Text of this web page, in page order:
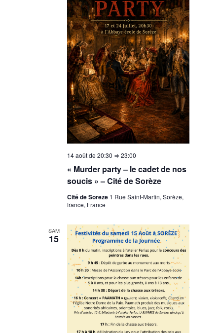
« Murder party – le cadet de nos
soucis » – Cité de Sorèze
14 août de 20:30 ⇒23:00
Cité de Soreze 1 Rue Saint-Martin, Sorèze,
france, France
SAM
15